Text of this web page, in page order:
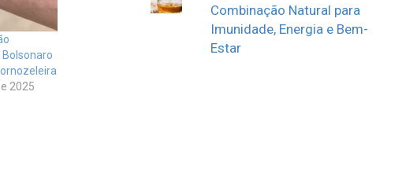
2025
Combinação Natural para
Imunidade, Energia e Bem-
Estar